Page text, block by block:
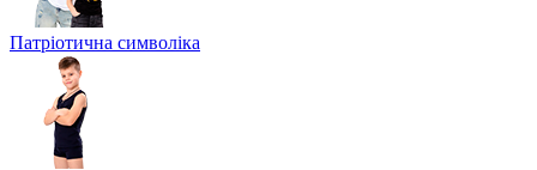
Патріотична символіка